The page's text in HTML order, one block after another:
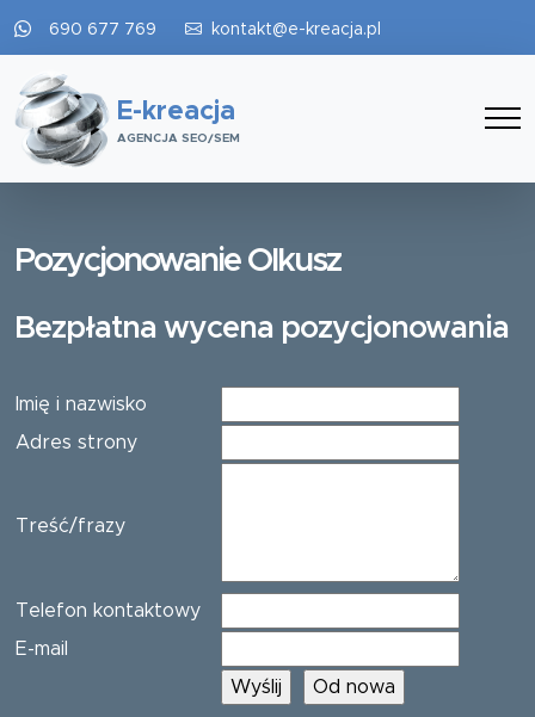
690 677 769 kontakt@e-kreacja.pl
E-kreacja
AGENCJA SEO/SEM
Pozycjonowanie Olkusz
Bezpłatna wycena pozycjonowania
Imię i nazwisko
Adres strony
Treść/frazy
Telefon kontaktowy
E-mail